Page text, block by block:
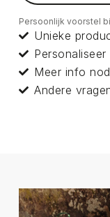
Persoonlijk voorstel
Unieke
Meer info
Andere